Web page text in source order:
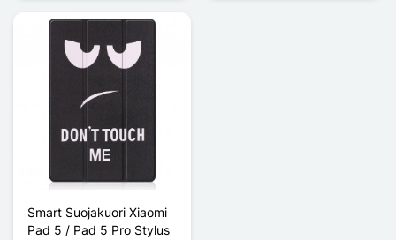
Smart Suojakuori Xiaomi
Pad 5 / Pad 5 Pro Stylus